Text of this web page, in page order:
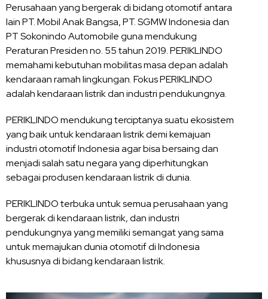
Perusahaan yang bergerak di bidang otomotif antara
lain PT. Mobil Anak Bangsa, PT. SGMW Indonesia dan
PT Sokonindo Automobile guna mendukung
Peraturan Presiden no. 55 tahun 2019. PERIKLINDO
memahami kebutuhan mobilitas masa depan adalah
kendaraan ramah lingkungan. Fokus PERIKLINDO
adalah kendaraan listrik dan industri pendukungnya.
PERIKLINDO mendukung terciptanya suatu ekosistem
yang baik untuk kendaraan listrik demi kemajuan
industri otomotif Indonesia agar bisa bersaing dan
menjadi salah satu negara yang diperhitungkan
sebagai produsen kendaraan listrik di dunia.
PERIKLINDO terbuka untuk semua perusahaan yang
bergerak di kendaraan listrik, dan industri
pendukungnya yang memiliki semangat yang sama
untuk memajukan dunia otomotif di Indonesia
khususnya di bidang kendaraan listrik.